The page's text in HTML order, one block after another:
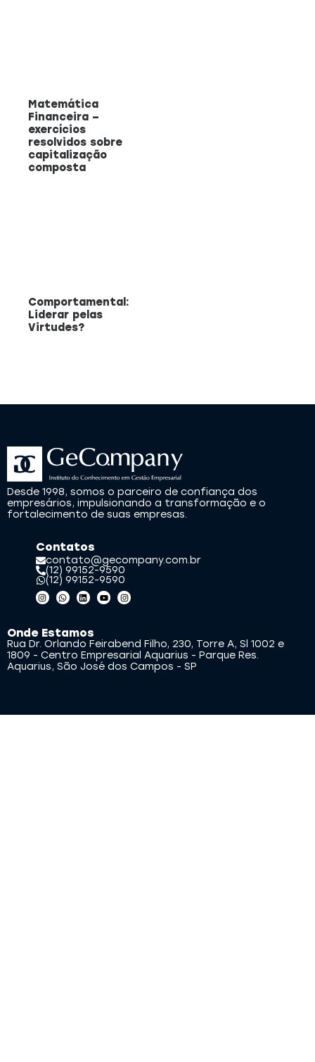
Matemática
Financeira –
exercícios
resolvidos sobre
capitalização
composta
Comportamental:
Liderar pelas
Virtudes?
Desde 1998, somos o parceiro de confiança dos
empresários, impulsionando a transformação e o
fortalecimento de suas empresas.
Contatos
contato@gecompany.com.br
(12) 99152-9590
(12) 99152-9590
Onde Estamos
Rua Dr. Orlando Feirabend Filho, 230, Torre A, Sl 1002 e
1809 - Centro Empresarial Aquarius - Parque Res.
Aquarius, São José dos Campos - SP